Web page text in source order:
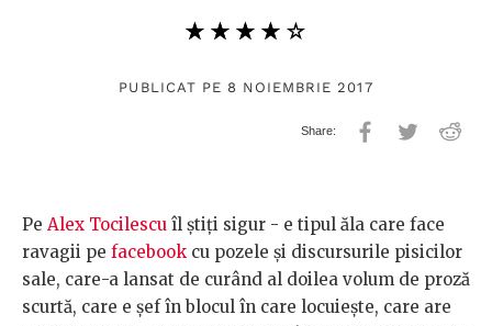
★★★★★
☆☆☆☆☆
PUBLICAT PE 8 NOIEMBRIE 2017
Pe Alex Tocilescu îl știți sigur - e tipul ăla care face
ravagii pe facebook cu pozele și discursurile pisicilor
sale, care-a lansat de curând al doilea volum de proză
scurtă, care e șef în blocul în care locuiește, care are